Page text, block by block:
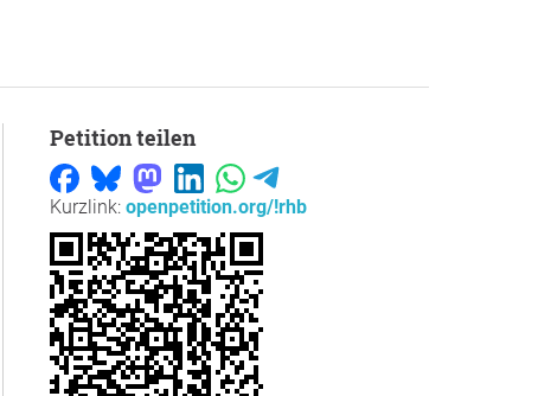
Petition teilen
Kurzlink: openpetition.org/!rhb